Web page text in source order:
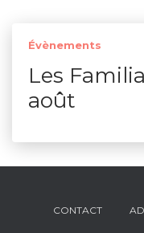
Évènements
Les
août
CONTACT